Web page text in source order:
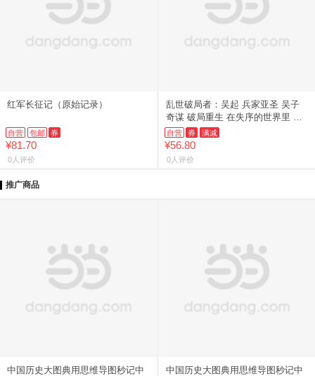
红军长征记（原始记录）
自营 包邮 券
¥81.70
0人评价
乱世破局者：吴起 兵家亚圣 吴子
奇谋 破局重生 在失序的世界里 做
个不好惹的“狠人”
自营 券 满减
¥56.80
0人评价
推广商品
中国历史大图典用思维导图秒记中
中国历史大图典用思维导图秒记中